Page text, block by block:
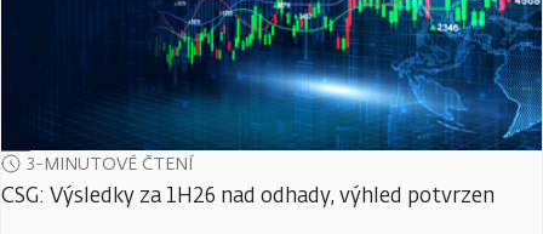
3-MINUTOVÉ ČTENÍ
CSG: Výsledky za 1H26 nad odhady, výhled potvrzen